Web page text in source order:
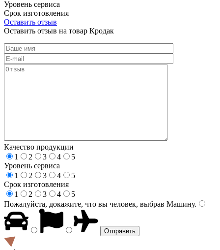
Уровень сервиса
Срок изготовления
Оставить отзыв
Оставить отзыв на товар Кродак
Качество продукции
1
2 3 4
5
Уровень сервиса
1
2 3 4
5
Срок изготовления
1
2 3 4
5
Пожалуйста, докажите, что вы человек, выбрав Машину.